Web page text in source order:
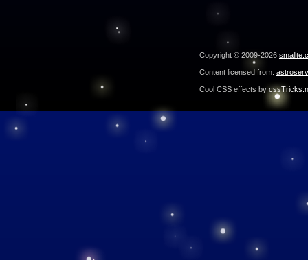
Copyright © 2009-2026
Content licensed from:
Cool CSS effects by